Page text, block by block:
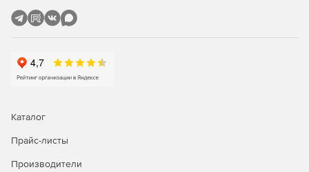
Каталог
Прайс-листы
Производители